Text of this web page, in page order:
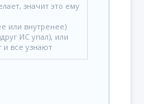
значит это ему
или внутренее)
ИС упал), или
и все узнают